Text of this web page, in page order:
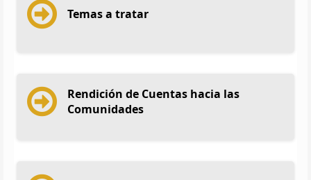
Temas a tratar
Rendición de Cuentas hacia las
Comunidades